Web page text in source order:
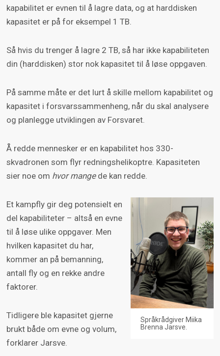
kapabilitet er evnen til å lagre data, og at harddisken
kapasitet er på for eksempel 1 TB.
Så hvis du trenger å lagre 2 TB, så har ikke kapabiliteten
din (harddisken) stor nok kapasitet til å løse oppgaven.
På samme måte er det lurt å skille mellom kapabilitet og
kapasitet i forsvarssammenheng, når du skal analysere
og planlegge utviklingen av Forsvaret.
Å redde mennesker er en kapabilitet hos 330-
skvadronen som flyr redningshelikoptre. Kapasiteten
sier noe om hvor mangede kan redde.
Språkrådgiver Miika
Brenna Jarsve.
Et kampfly gir deg potensielt en
del kapabiliteter – altså en evne
til å løse ulike oppgaver. Men
hvilken kapasitet du har,
kommer an på bemanning,
antall fly og en rekke andre
faktorer.
Tidligere ble kapasitet gjerne
brukt både om evne og volum,
forklarer Jarsve.